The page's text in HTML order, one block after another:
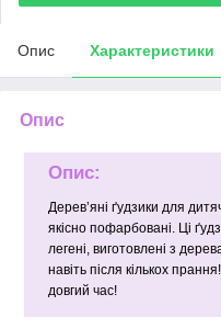
Опис Характеристики
Опис
Опис:
Дерев’яні ґудзики для
якісно пофарбовані. Ці
легені, виготовлені з
навіть після кількох
довгий час!